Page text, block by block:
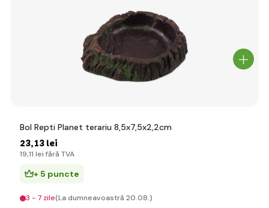
Bol Repti Planet terariu 8,5x7,5x2,2cm
23,13 lei
19,11 lei fără TVA
+ 5 puncte
3 - 7 zile(La dumneavoastră 20.08.)